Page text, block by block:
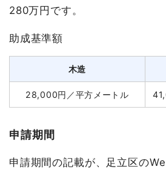
280万円です。
助成基準額
木造
28,000円／平方メートル
申請期間
申請期間の記載が、足立区の